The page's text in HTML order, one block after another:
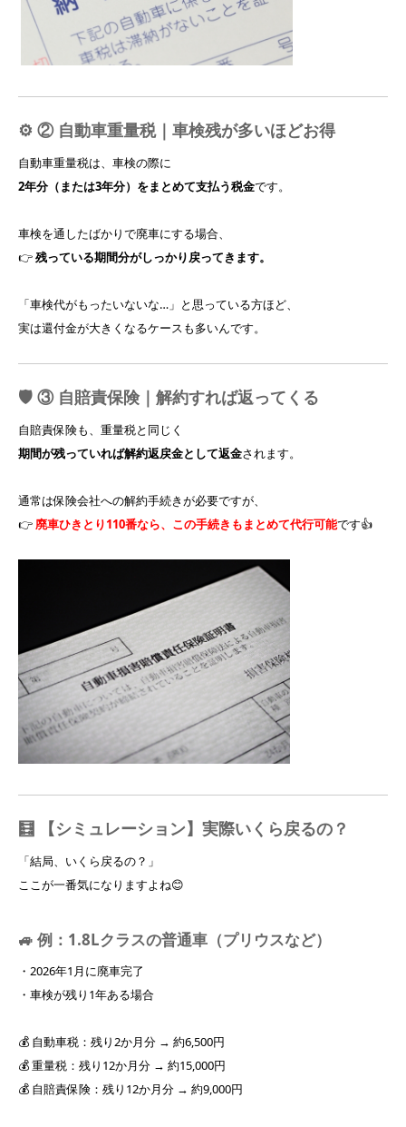
⚙️ ② 自動車重量税｜車検残が多いほどお得
自動車重量税は、車検の際に
2年分（または3年分）をまとめて支払う税金です。
車検を通したばかりで廃車にする場合、
👉残っている期間分がしっかり戻ってきます。
「車検代がもったいないな…」と思っている方ほど、
実は還付金が大きくなるケースも多いんです。
🛡️ ③ 自賠責保険｜解約すれば返ってくる
自賠責保険も、重量税と同じく
期間が残っていれば解約返戻金として返金されます。
通常は保険会社への解約手続きが必要ですが、
👉廃車ひきとり110番なら、この手続きもまとめて代行可能です👍
🧮 【シミュレーション】実際いくら戻るの？
「結局、いくら戻るの？」
ここが一番気になりますよね😊
🚙 例：1.8Lクラスの普通車（プリウスなど）
・2026年1月に廃車完了
・車検が残り1年ある場合
💰 自動車税：残り2か月分 → 約6,500円
💰 重量税：残り12か月分 → 約15,000円
💰 自賠責保険：残り12か月分 → 約9,000円